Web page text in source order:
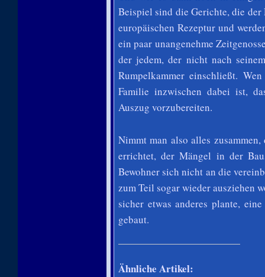
Beispiel sind die Gerichte, die der
europäischen Rezeptur und
ein paar unangenehme
der jedem, der nicht nach
Rumpelkammer einschließt.
Familie inzwischen dabei ist,
Auszug vorzubereiten.
Nimmt man also alles
errichtet, der Mängel in der
Bewohner sich nicht an die
zum Teil sogar wieder ausziehen
sicher etwas anderes plante,
gebaut.
Ähnliche Artikel: